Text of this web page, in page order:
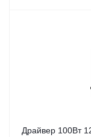
Драйвер 100Вт